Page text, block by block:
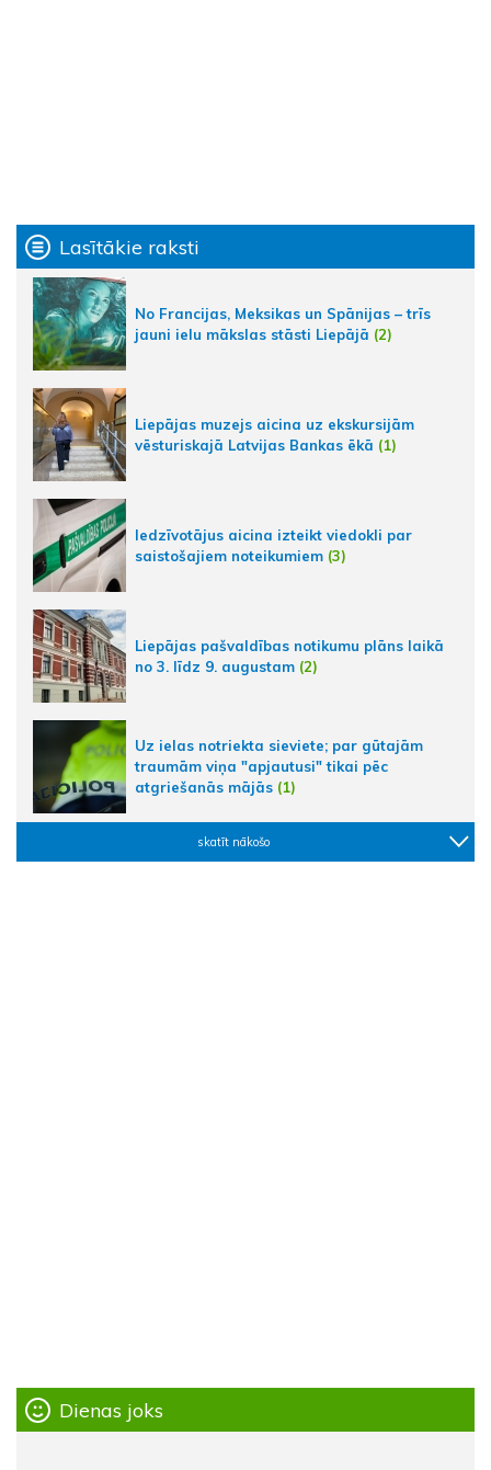
Lasītākie raksti
No Francijas, Meksikas un Spānijas – trīs
jauni ielu mākslas stāsti Liepājā (2)
Liepājas muzejs aicina uz ekskursijām
vēsturiskajā Latvijas Bankas ēkā (1)
Iedzīvotājus aicina izteikt viedokli par
saistošajiem noteikumiem (3)
Liepājas pašvaldības notikumu plāns laikā
no 3. līdz 9. augustam (2)
Uz ielas notriekta sieviete; par gūtajām
traumām viņa "apjautusi" tikai pēc
atgriešanās mājās (1)
skatīt nākošo
Dienas joks